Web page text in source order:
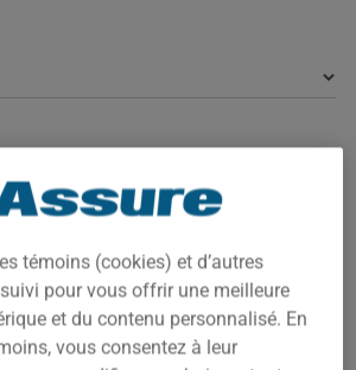
HABITATION À SAINT-
prime dépend de plusieurs facteurs : la
le code postal exact, l'année de
témoins (cookies) et d’autres
pour vous offrir une meilleure
et du contenu personnalisé. En
vous consentez à leur